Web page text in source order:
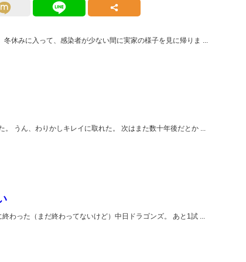
休みに入って、感染者が少ない間に実家の様子を見に帰りま ...
。 うん、わりかしキレイに取れた。 次はまた数十年後だとか ...
わった（まだ終わってないけど）中日ドラゴンズ。 あと1試 ...